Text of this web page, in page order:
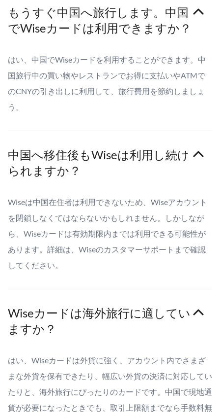
もうすぐ中国へ旅行します。中国
でWiseカードは利用できますか？
はい、中国でWiseカードを利用することができます。中
国旅行中の買い物やレストランでお得に支払いやATMで
のCNYの引き出しに利用して、旅行費用を節約しましょ
う。
中国へ移住後もWiseは利用し続け
られますか？
Wiseは中国在住者は利用できないため、Wiseアカウント
を閉鎖しなくてはならないかもしれません。しかしなが
ら、Wiseカードは有効期限内までは利用できる可能性が
あります。詳細は、Wiseのカスタマーサポートまで確認
してください。
Wiseカードは海外旅行に適してい
ますか？
はい、Wiseカードは外貨に強く、アカウント内でさまざ
まな外貨を保有できたり、幅広い外貨の決済に対応してい
たりと、海外旅行にぴったりのカードです。中国で現地通
貨が必要になったときでも、取引上限額までなら手数料無